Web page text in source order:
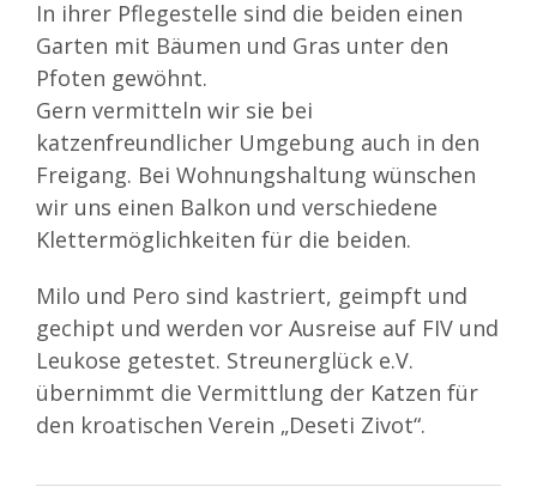
In ihrer Pflegestelle sind die beiden einen
Garten mit Bäumen und Gras unter den
Pfoten gewöhnt.
Gern vermitteln wir sie bei
katzenfreundlicher Umgebung auch in den
Freigang. Bei Wohnungshaltung wünschen
wir uns einen Balkon und verschiedene
Klettermöglichkeiten für die beiden.
Milo und Pero sind kastriert, geimpft und
gechipt und werden vor Ausreise auf FIV und
Leukose getestet. Streunerglück e.V.
übernimmt die Vermittlung der Katzen für
den kroatischen Verein „Deseti Zivot“.